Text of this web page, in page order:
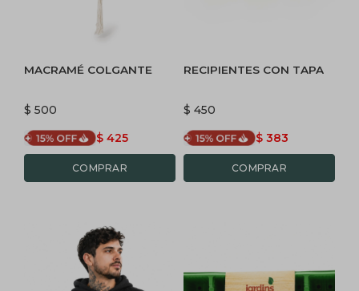
MACRAMÉ COLGANTE
$ 500
$ 425
RECIPIENTES CON TAPA
$ 450
$ 383